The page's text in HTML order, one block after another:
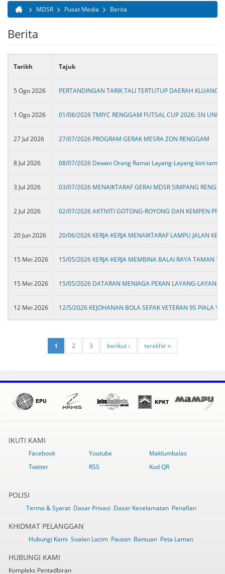
Anda di sini
MDSR Pusat Media Berita
Berita
Tarikh Tajuk
5 Ogo 2026 PERTANDINGAN TARIK TALI TERTUTUP DAERAH KLUANG
1 Ogo 2026 01/08/2026 TMIYC RENGGAM FUTSAL CUP 2026: SN
27 Jul 2026 27/07/2026 PROGRAM GERAK MESRA ZON RENGGAM
8 Jul 2026 08/07/2026 Dewan Orang Ramai Layang-Layang kini
3 Jul 2026 03/07/2026 MENAIKTARAF GERAI MDSR SIMPANG
2 Jul 2026 02/07/2026 AKTIVITI GOTONG-ROYONG DAN KEMPEN
20 Jun 2026 20/06/2026 KERJA-KERJA MENAIKTARAF LAMPU JALAN
15 Mei 2026 15/05/2026 KERJA-KERJA MEMBINA BALAI RAYA TAMAN
15 Mei 2026 15/05/2026 DATARAN MENIAGA PEKAN LAYANG-LAYANG
12 Mei 2026 12/5/2026 KEJOHANAN BOLA SEPAK VETERAN 9S PIALA
1 2 3 berikut › terakhir »
IKUTI KAMI
Facebook Youtube
Maklumbalas
Twitter
RSS Kod QR
POLISI
Terma & Syarat Dasar Privasi Dasar Keselamatan Penafian
KHIDMAT PELANGGAN
Hubungi Kami Soalan Lazim Pautan Bantuan Peta Laman
HUBUNGI KAMI
Kompleks Pentadbiran